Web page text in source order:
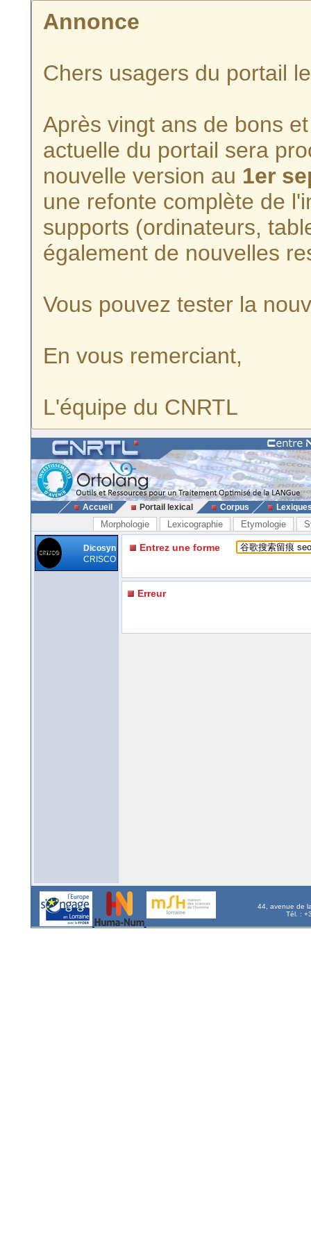
Annonce
Chers usagers du portail
Après vingt ans de bons
actuelle du portail sera
nouvelle version au 1er
une refonte complète de
supports (ordinateurs,
également de nouvelles
Vous pouvez tester la
En vous remerciant,
L'équipe du CNRTL
Accueil Portail lexical Corpus
Morphologie Lexicographie Etymologie
Dicosyn
CRISCO
Entrez une forme
Erreur
44, avenue de
Tél. :